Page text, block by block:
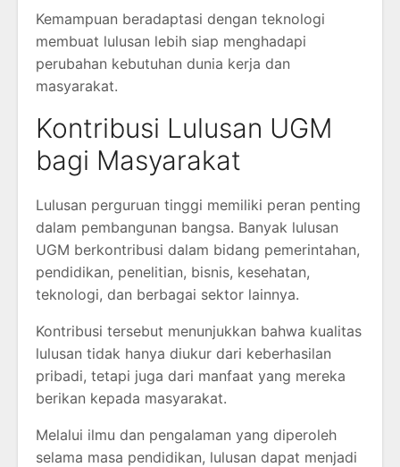
Kemampuan beradaptasi dengan teknologi
membuat lulusan lebih siap menghadapi
perubahan kebutuhan dunia kerja dan
masyarakat.
Kontribusi Lulusan UGM
bagi Masyarakat
Lulusan perguruan tinggi memiliki peran penting
dalam pembangunan bangsa. Banyak lulusan
UGM berkontribusi dalam bidang pemerintahan,
pendidikan, penelitian, bisnis, kesehatan,
teknologi, dan berbagai sektor lainnya.
Kontribusi tersebut menunjukkan bahwa kualitas
lulusan tidak hanya diukur dari keberhasilan
pribadi, tetapi juga dari manfaat yang mereka
berikan kepada masyarakat.
Melalui ilmu dan pengalaman yang diperoleh
selama masa pendidikan, lulusan dapat menjadi